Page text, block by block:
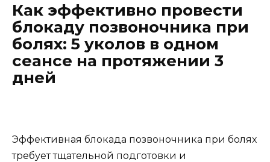
Как эффективно провести
блокаду позвоночника при
болях: 5 уколов в одном
сеансе на протяжении 3
дней
Эффективная блокада позвоночника при болях
требует тщательной подготовки и